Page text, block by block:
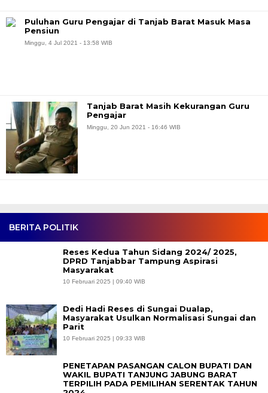
BERITA POLITIK
Reses Kedua Tahun Sidang 2024/ 2025,
DPRD Tanjabbar Tampung Aspirasi
Masyarakat
10 Februari 2025 | 09:40 WIB
Dedi Hadi Reses di Sungai Dualap,
Masyarakat Usulkan Normalisasi Sungai dan
Parit
10 Februari 2025 | 09:33 WIB
PENETAPAN PASANGAN CALON BUPATI DAN
WAKIL BUPATI TANJUNG JABUNG BARAT
TERPILIH PADA PEMILIHAN SERENTAK TAHUN
Puluhan Guru Pengajar di Tanjab Barat Masuk Masa
Pensiun
Minggu, 4 Jul 2021 - 13:58 WIB
Tanjab Barat Masih Kekurangan Guru
Pengajar
Minggu, 20 Jun 2021 - 16:46 WIB